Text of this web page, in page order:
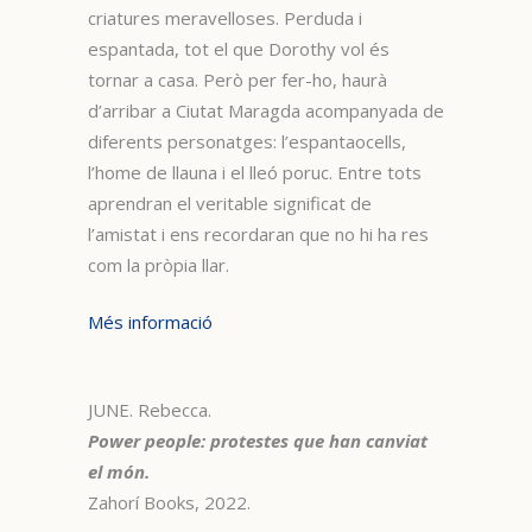
criatures meravelloses. Perduda i
espantada, tot el que Dorothy vol és
tornar a casa. Però per fer-ho, haurà
d’arribar a Ciutat Maragda acompanyada de
diferents personatges: l’espantaocells,
l’home de llauna i el lleó poruc. Entre tots
aprendran el veritable significat de
l’amistat i ens recordaran que no hi ha res
com la pròpia llar.
Més informació
JUNE. Rebecca.
Power people: protestes que han canviat
el món.
Zahorí Books, 2022.